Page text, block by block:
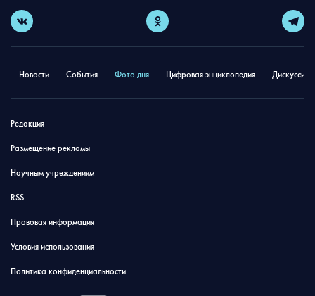
Новости События Фото дня Цифровая энциклопедия
Редакция
Размещение рекламы
Научным учреждениям
RSS
Правовая информация
Условия использования
Политика конфиденциальности